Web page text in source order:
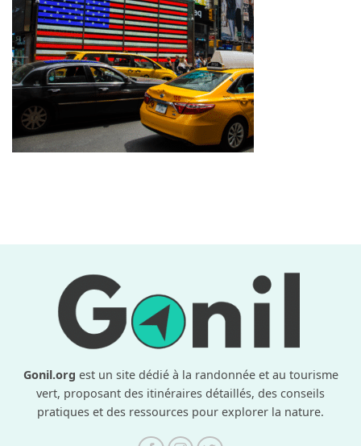
Gonil.org est un site dédié à la randonnée et au tourisme
vert, proposant des itinéraires détaillés, des conseils
pratiques et des ressources pour explorer la nature.